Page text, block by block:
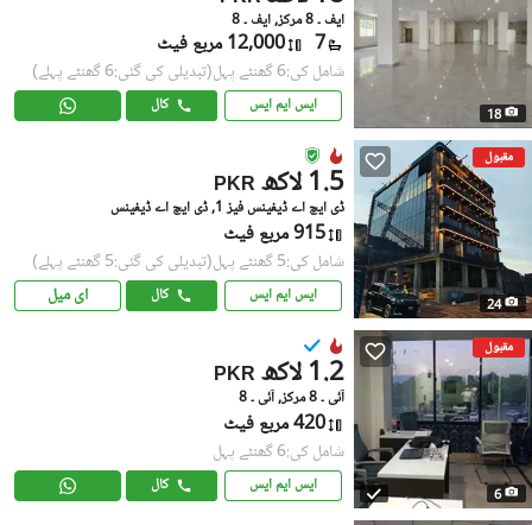
18
ایف ۔ 8 مرکز, ایف ۔ 8
7 12,000 مربع فیٹ
شامل کی:6 گھنٹے پہل (تبدیلی کی گئی:6 گھنٹے پہلے)
ایس ایم ایس کال
مقبول
24
PKR 1.5 لاکھ
ڈی ایچ اے ڈیفینس فیز 1, ڈی ایچ اے ڈیفینس
915 مربع فیٹ
شامل کی:5 گھنٹے پہل (تبدیلی کی گئی:5 گھنٹے پہلے)
ایس ایم ایس کال ای میل
مقبول
6
PKR 1.2 لاکھ
آئی ۔ 8 مرکز, آئی ۔ 8
420 مربع فیٹ
شامل کی:6 گھنٹے پہل
ایس ایم ایس کال